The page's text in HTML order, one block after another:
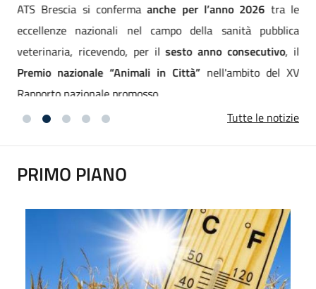
ATS Brescia si confermaanche per l’anno 2026tra le
eccellenze nazionali nel campo della sanità pubblica
veterinaria, ricevendo, per ilsesto anno consecutivo, il
Premio nazionale “Animali in Città” nell'ambito del XV
Rapporto nazionale promosso
Tutte le notizie
PRIMO PIANO